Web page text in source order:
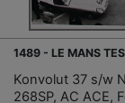
1489 - LE MANS
Konvolut 37 s/w
268SP, AC ACE,